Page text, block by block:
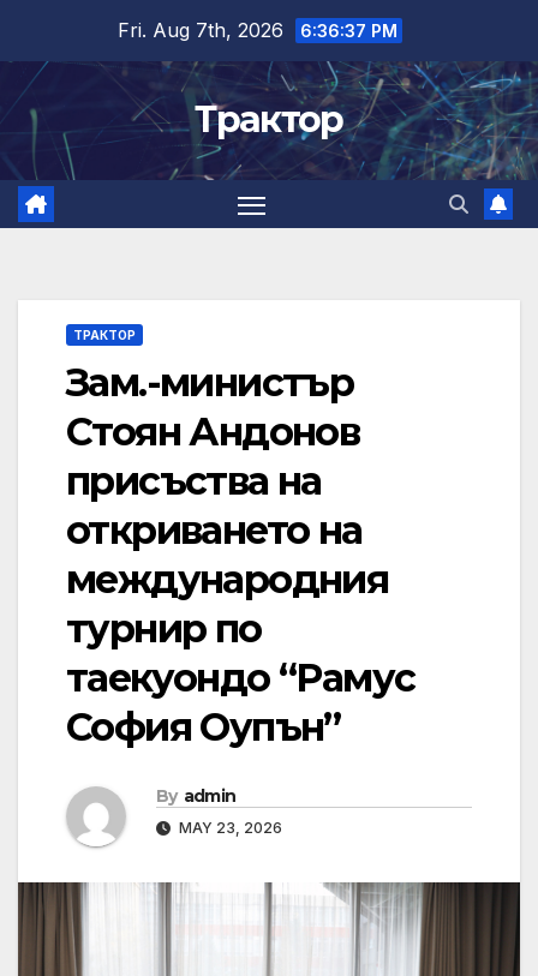
content
Fri. Aug 7th, 2026 6:36:38 PM
Трактор
ТРАКТОР
Зам.-министър
Стоян Андонов
присъства на
откриването на
международния
турнир по
таекуондо “Рамус
София Оупън”
By admin
MAY 23, 2026